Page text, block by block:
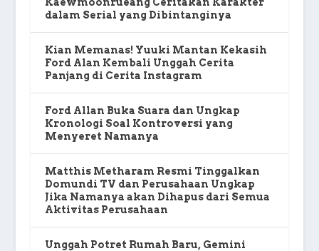
dalam Serial yang Dibintanginya
Kian Memanas! Yuuki Mantan Kekasih
Ford Alan Kembali Unggah Cerita
Panjang di Cerita Instagram
Ford Allan Buka Suara dan Ungkap
Kronologi Soal Kontroversi yang
Menyeret Namanya
Matthis Metharam Resmi Tinggalkan
Domundi TV dan Perusahaan Ungkap
Jika Namanya akan Dihapus dari Semua
Aktivitas Perusahaan
Unggah Potret Rumah Baru, Gemini